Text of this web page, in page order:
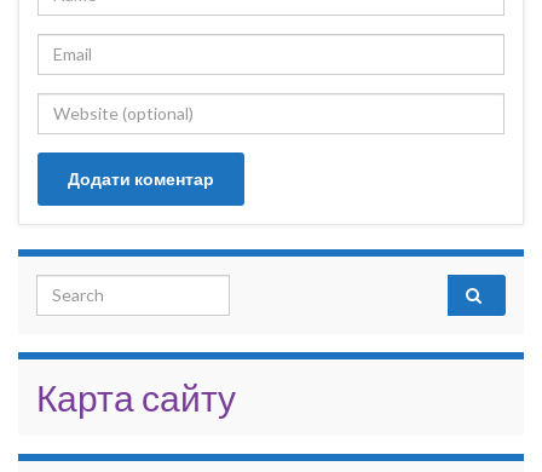
Search for:
Карта сайту